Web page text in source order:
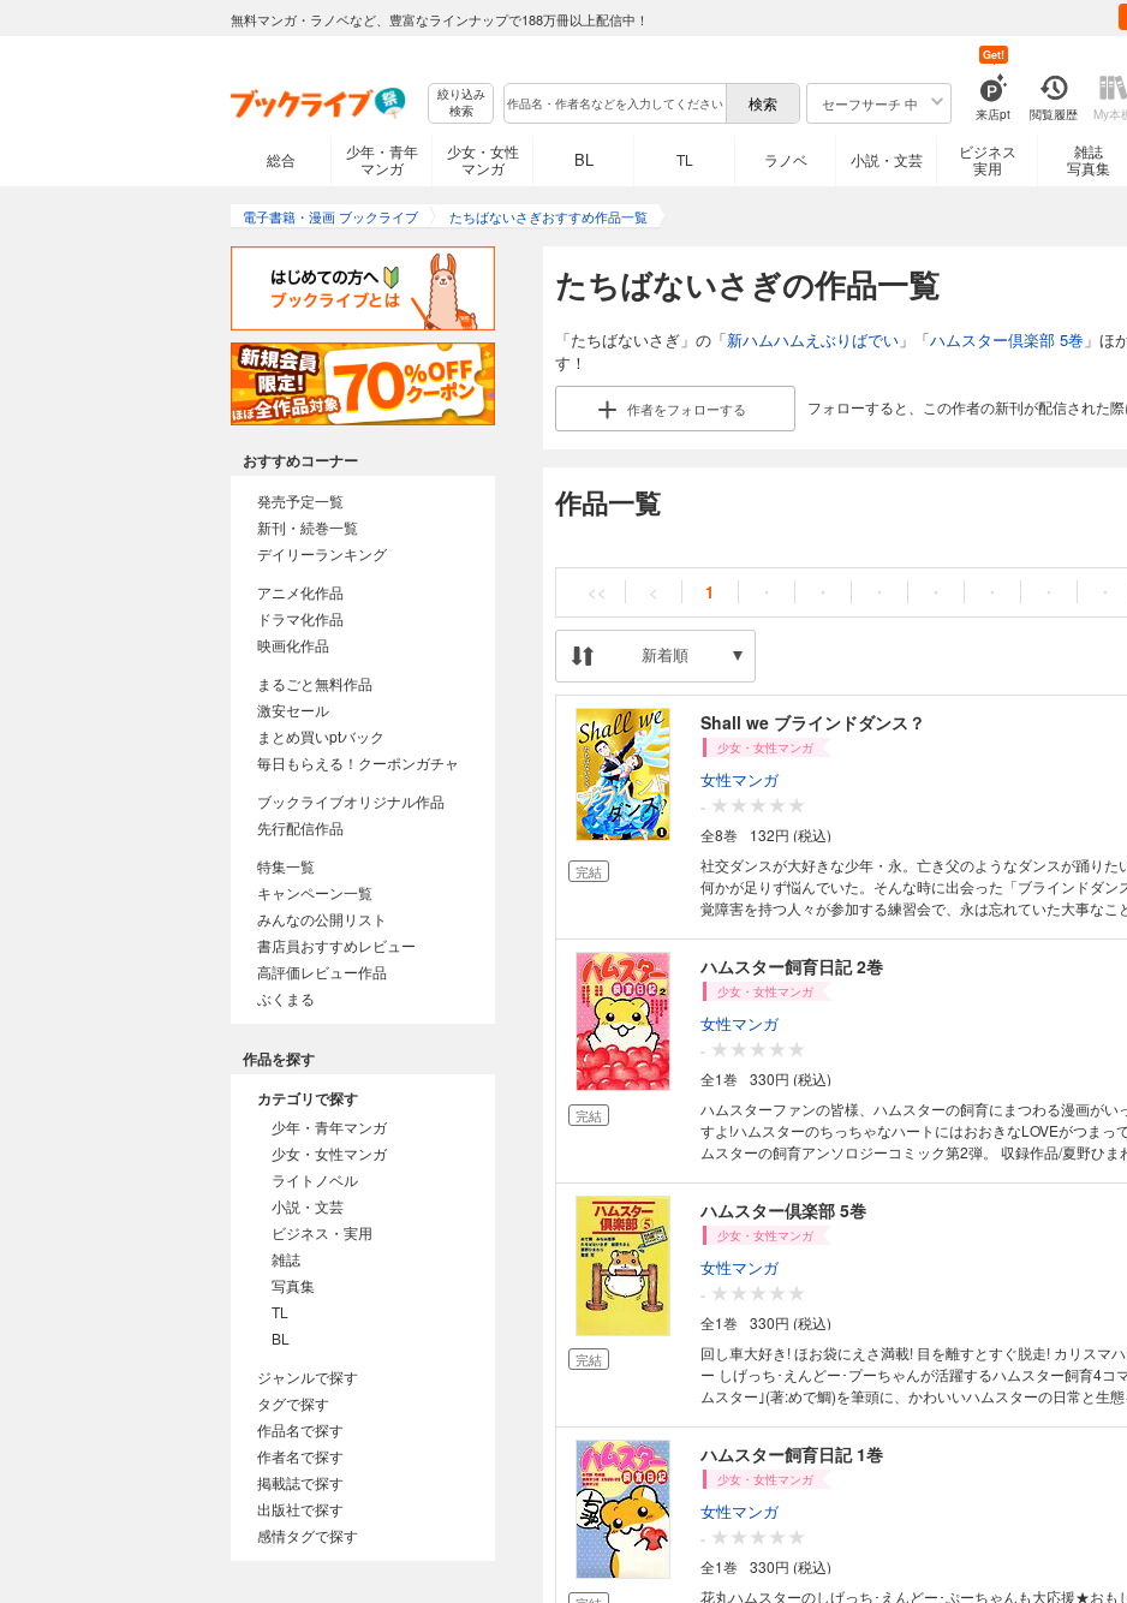
無料マンガ・ラノベなど、豊富なラインナップで188万冊以上配信中！
絞り込み
検索
セーフサーチ 中
来店pt
Get!
閲覧履歴 My本
総合
少年・青年
マンガ
少女・女性
マンガ
BL TL ラノベ 小説・文芸
ビジネス
実用
雑誌
写真集
電子書籍・漫画 ブックライブ たちばないさぎおすすめ作品一覧
たちばないさぎの作品一覧
「たちばないさぎ」の「新ハムハムえぶりばでい 」「ハムスター倶楽部 5巻 」ほ
す！
作者をフォローする フォローすると、この作者の新刊が配信された際
作品一覧
<< < 1 ・ ・ ・ ・ ・ ・ ・
新着順
完結
Shall we ブラインドダンス？
少女・女性マンガ
女性マンガ
-
全8巻
132円 (税込)
社交ダンスが大好きな少年・永。亡き父のようなダンスが踊りた
何かが足りず悩んでいた。そんな時に出会った「ブラインドダン
覚障害を持つ人々が参加する練習会で、永は忘れていた大事なこ
ン・ストーリー！ 第1話
完結
ハムスター飼育日記 2巻
少女・女性マンガ
女性マンガ
-
全1巻
330円 (税込)
ハムスターファンの皆様、ハムスターの飼育にまつわる漫画がい
すよ!ハムスターのちっちゃなハートにはおおきなLOVEがつまっ
ムスターの飼育アンソロジーコミック第2弾。 収録作品/夏野ひま
も★シスター]/立明彦[カム･カム☆ハムスター]/黒木里加[ラブリーほ
★]/黒崎さつき[これが私のハムスター人生]
完結
ハムスター倶楽部 5巻
少女・女性マンガ
女性マンガ
-
全1巻
330円 (税込)
回し車大好き! ほお袋にえさ満載! 目を離すとすぐ脱走! カリスマ
ー しげっち･えんどー･プーちゃんが活躍するハムスター飼育4コ
ムスター｣(著:めで鯛)を筆頭に、かわいいハムスターの日常と生
ハムスター飼育日記 1巻
少女・女性マンガ
女性マンガ
-
全1巻
330円 (税込)
花丸ハムスターのしげっち･えんどー･ぷーちゃんも大応援★おも
おすすめコーナー
発売予定一覧
新刊・続巻一覧
デイリーランキング
アニメ化作品
ドラマ化作品
映画化作品
まるごと無料作品
激安セール
まとめ買いptバック
毎日もらえる！クーポンガチャ
ブックライブオリジナル作品
先行配信作品
特集一覧
キャンペーン一覧
みんなの公開リスト
書店員おすすめレビュー
高評価レビュー作品
ぶくまる
作品を探す
カテゴリで探す
少年・青年マンガ
少女・女性マンガ
ライトノベル
小説・文芸
ビジネス・実用
雑誌
写真集
TL
BL
ジャンルで探す
タグで探す
作品名で探す
作者名で探す
掲載誌で探す
出版社で探す
感情タグで探す